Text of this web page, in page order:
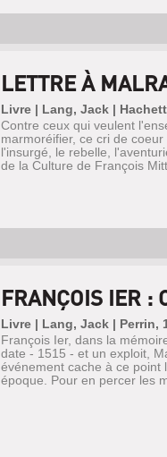
LETTRE À
Livre | Lang, Jack |
Contre ceux qui veulent
marmoréifier, ce cri de
l'insurgé, le rebelle,
de la Culture de François
FRANÇOIS IER :
Livre | Lang, Jack | Perrin,
François Ier, dans la
date - 1515 - et un exploit,
événement cache à ce point
époque. Pour en percer les